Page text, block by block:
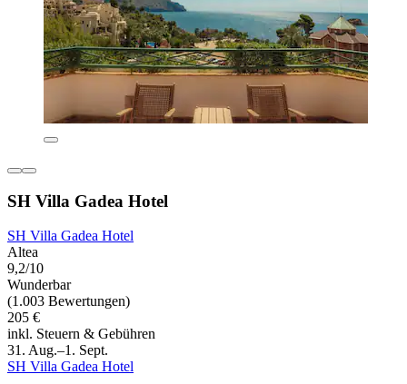
SH Villa Gadea Hotel
SH Villa Gadea Hotel
Altea
9,2/10
Wunderbar
(1.003 Bewertungen)
205 €
inkl. Steuern & Gebühren
31. Aug.–1. Sept.
SH Villa Gadea Hotel